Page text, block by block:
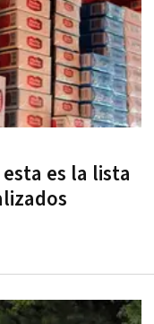
es la lista